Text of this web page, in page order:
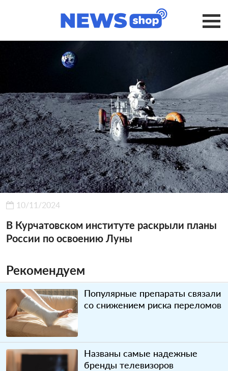
10/11/2024
В Курчатовском институте раскрыли планы
России по освоению Луны
Рекомендуем
Популярные препараты связали
со снижением риска переломов
Названы самые надежные
бренды телевизоров